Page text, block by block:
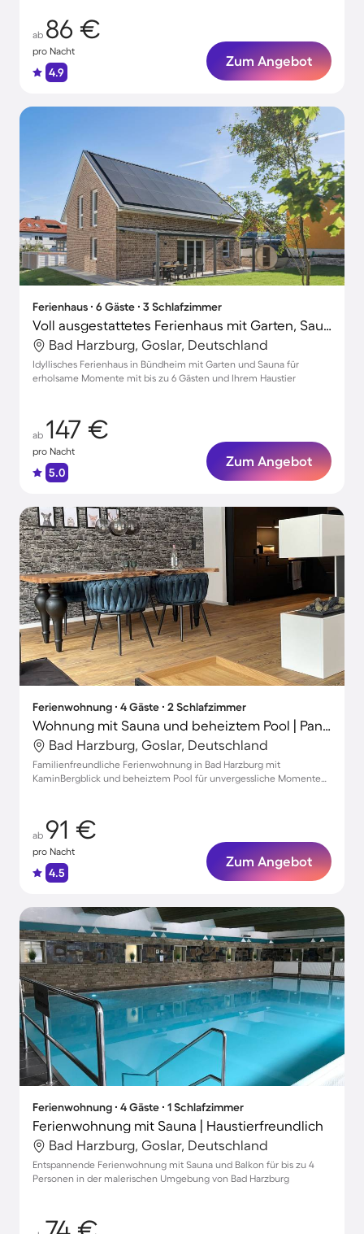
ab 86 €
pro Nacht
4.9
Zum Angebot
Ferienhaus ∙ 6 Gäste ∙ 3 Schlafzimmer
Voll ausgestattetes Ferienhaus mit Garten, Sauna und Grill | Naturblick | Haustiere sind willkommen
Bad Harzburg, Goslar, Deutschland
Idyllisches Ferienhaus in Bündheim mit Garten und Sauna für
erholsame Momente mit bis zu 6 Gästen und Ihrem Haustier
ab 147 €
pro Nacht
5.0
Zum Angebot
Ferienwohnung ∙ 4 Gäste ∙ 2 Schlafzimmer
Wohnung mit Sauna und beheiztem Pool | Panoramablick
Bad Harzburg, Goslar, Deutschland
Familienfreundliche Ferienwohnung in Bad Harzburg mit
KaminBergblick und beheiztem Pool für unvergessliche Momente
ab 91 €
pro Nacht
4.5
Zum Angebot
Ferienwohnung ∙ 4 Gäste ∙ 1 Schlafzimmer
Ferienwohnung mit Sauna | Haustierfreundlich
Bad Harzburg, Goslar, Deutschland
Entspannende Ferienwohnung mit Sauna und Balkon für bis zu 4
Personen in der malerischen Umgebung von Bad Harzburg